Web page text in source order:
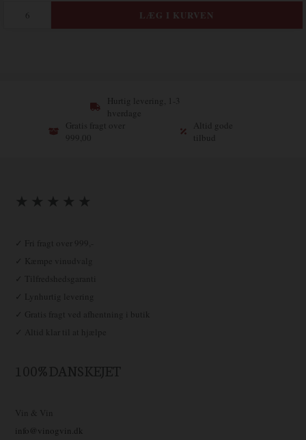
Hurtig levering, 1-3
hverdage
Gratis fragt over
999,00
Altid gode
tilbud
★ ★ ★ ★ ★
✓ Fri fragt over 999,-
✓ Kæmpe vinudvalg
✓ Tilfredshedsgaranti
✓ Lynhurtig levering
✓ Gratis fragt ved afhentning i butik
✓ Altid klar til at hjælpe
100% DANSKEJET
Vin & Vin
info@vinogvin.dk